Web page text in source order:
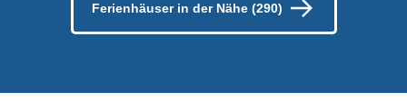
Ferienhäuser in der Nähe (290)